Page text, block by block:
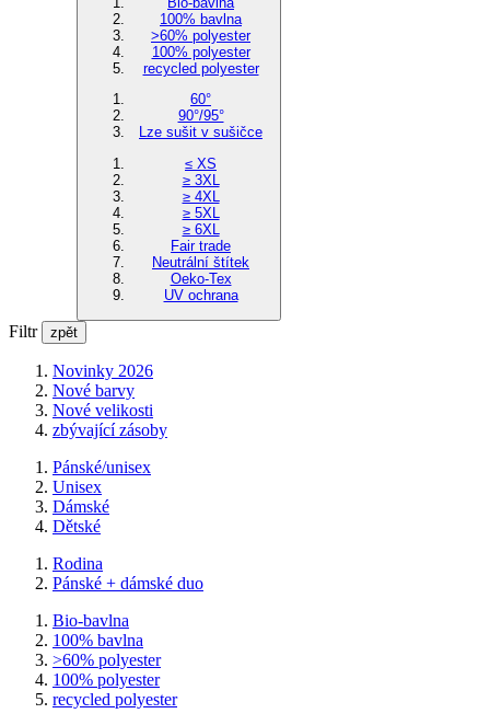
100% bavlna
>60% polyester
100% polyester
recycled polyester
60°
90°/95°
Lze sušit v sušičce
≤ XS
≥ 3XL
≥ 4XL
≥ 5XL
≥ 6XL
Fair trade
Neutrální štítek
Oeko-Tex
UV ochrana
Filtr zpět
Novinky 2026
Nové barvy
Nové velikosti
zbývající zásoby
Pánské/unisex
Unisex
Dámské
Dětské
Rodina
Pánské + dámské duo
Bio-bavlna
100% bavlna
>60% polyester
100% polyester
recycled polyester